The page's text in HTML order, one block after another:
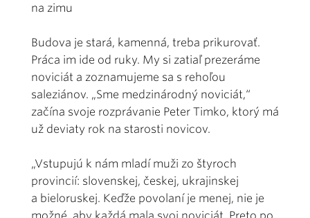
na zimu
Budova je stará, kamenná, treba prikurovať.
Práca im ide od ruky. My si zatiaľ prezeráme
noviciát a zoznamujeme sa s rehoľou
saleziánov. „Sme medzinárodný noviciát,“
začína svoje rozprávanie Peter Timko, ktorý má
už deviaty rok na starosti novicov.
„Vstupujú k nám mladí muži zo štyroch
provincií: slovenskej, českej, ukrajinskej
a bieloruskej. Keďže povolaní je menej, nie je